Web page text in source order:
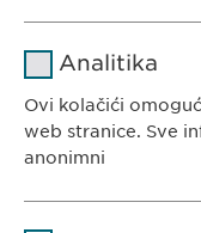
Analitika
Ovi kolačići
web stranice. Sve
anonimni